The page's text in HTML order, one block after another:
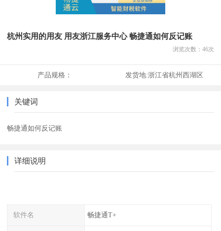
杭州实用的用友 用友浙江服务中心 畅捷通如何反记账
浏览次数： 46次
产品规格： 发货地:浙江省杭州西湖区
关键词
畅捷通如何反记账
详细说明
软件名 畅捷通T+